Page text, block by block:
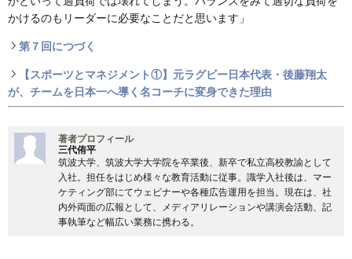
かけるのもリーダーに必要なことだと思います」
第７回につづく
【スポーツとマネジメント①】元ラグビー日本代表・後藤翔太
が、チームを日本一へ導く名コーチに変身できた理由
著者プロフィール
三代侑平
筑波大学、筑波大学大学院を卒業後、新卒で私立高校教諭として
入社。担任をはじめ様々な教育活動に従事。識学入社後は、マー
ケティング部にてウェビナーや各種広告運用を担当。現在は、社
内外両面の広報として、メディアリレーションや講演会活動、記
事執筆など幅広い業務に携わる。